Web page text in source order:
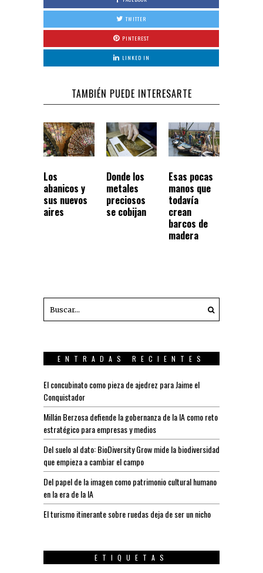
TWITTER
PINTEREST
LINKED IN
TAMBIÉN PUEDE INTERESARTE
Los
abanicos y
sus nuevos
aires
Donde los
metales
preciosos
se cobijan
Esas pocas
manos que
todavía
crean
barcos de
madera
ENTRADAS RECIENTES
El concubinato como pieza de ajedrez para Jaime el
Conquistador
Millán Berzosa defiende la gobernanza de la IA como reto
estratégico para empresas y medios
Del suelo al dato: BioDiversity Grow mide la biodiversidad
que empieza a cambiar el campo
Del papel de la imagen como patrimonio cultural humano
en la era de la IA
El turismo itinerante sobre ruedas deja de ser un nicho
ETIQUETAS